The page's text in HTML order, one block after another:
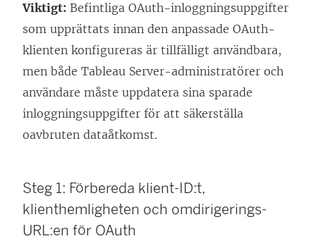
Viktigt: Befintliga OAuth-inloggningsuppgifter
som upprättats innan den anpassade OAuth-
klienten konfigureras är tillfälligt användbara,
men både Tableau Server-administratörer och
användare måste uppdatera sina sparade
inloggningsuppgifter för att säkerställa
oavbruten dataåtkomst.
Steg 1: Förbereda klient-ID:t,
klienthemligheten och omdirigerings-
URL:en för OAuth